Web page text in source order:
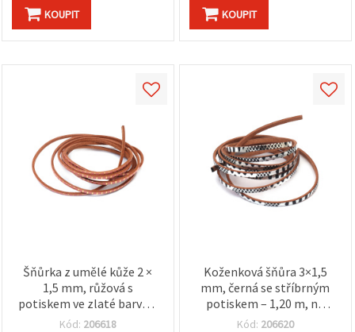
KOUPIT KOUPIT
Šňůrka z umělé kůže 2 ×
1,5 mm, růžová s
potiskem ve zlaté barvě –
1,20 m
Kód: 206618
Koženková šňůra 3×1,5
mm, černá se stříbrným
potiskem – 1,20 m, na
šperky
Kód: 206620